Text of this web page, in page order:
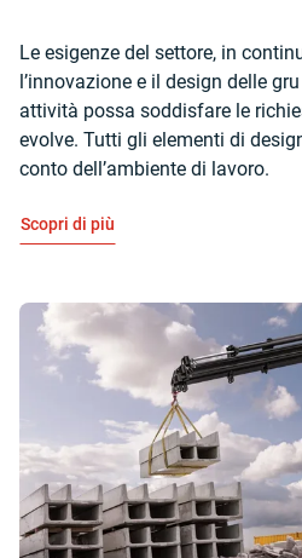
Le esigenze del settore, in
l’innovazione e il design delle
attività possa soddisfare le
evolve. Tutti gli elementi di
conto dell’ambiente di lavoro.
Scopri di più